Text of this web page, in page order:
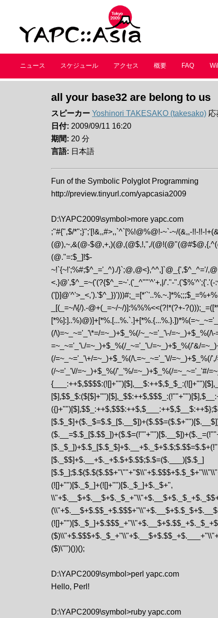
ニュース スケジュール アクセス 概要 FAQ
all your base32 are belong to us
スピーカー Yoshinori TAKESAKO (‎takesako‎) 応
日付: 2009/09/11 16:20
期間: 20 分
言語: 日本語
Fun of the Symbolic Polyglot Programming
http://preview.tinyurl.com/yapcasia2009
D:\YAPC2009\symbol>more yapc.com
;"#{",$/*";}";'[!&,,#>,,`^`[%!@%@!-~`-~/(&,,-!!-!!-
(@),~,&(@-$@,+,)(@,(@$,!,",/
(@."=:$_]!$-
~!`{~!';%#;$^_='_^)./}`;@,@<},^^,]`@_{',$^_^='/
<.}@',$^_=~('(?{$^_=~'.('_^""'^'+,|/'."-".('$%'^';{'.'(-
_[(_=~/\{/).-@+(_=~/~/)]:%%%<<(?!*(?+-
(/\)=~_~='_'\*=/=~_)+$_%(/~_~='_'\-/=~_)+$_%(/
=~_~='_'\./=~_)+$_%(/_~='_'\./=~_)+$_%(/'&/
(/=~_~='_'\+/=~_)+$_%(/\.=~_~='_'\//=~_)+$_%(/
(/~='_'\//=~_)+$_%(/'_'%/=~_)+$_%(/=~_~='_'#/
[$._$$]+$.__+$._+$.$+$.$$;$.$=($.___)[$.$_]
(![]+"")[$._$_]+(![]+"")[$._$_]+$._$+",
($)\"")())();
D:\YAPC2009\symbol>perl yapc.com
Hello, Perl!
D:\YAPC2009\symbol>ruby yapc.com